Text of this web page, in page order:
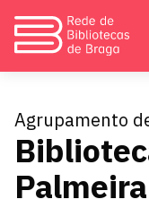
Agrupamento
Palmeira